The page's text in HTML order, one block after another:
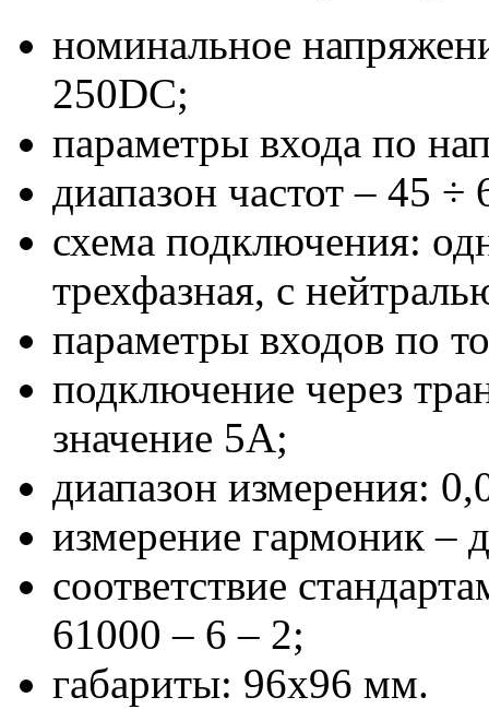
номинальное
250DC;
параметры входа по
диапазон частот – 45 ÷
схема подключения:
трехфазная, с
параметры входов по
подключение через
значение 5А;
диапазон измерения:
измерение гармоник –
соответствие
61000 – 6 – 2;
габариты: 96х96 мм.